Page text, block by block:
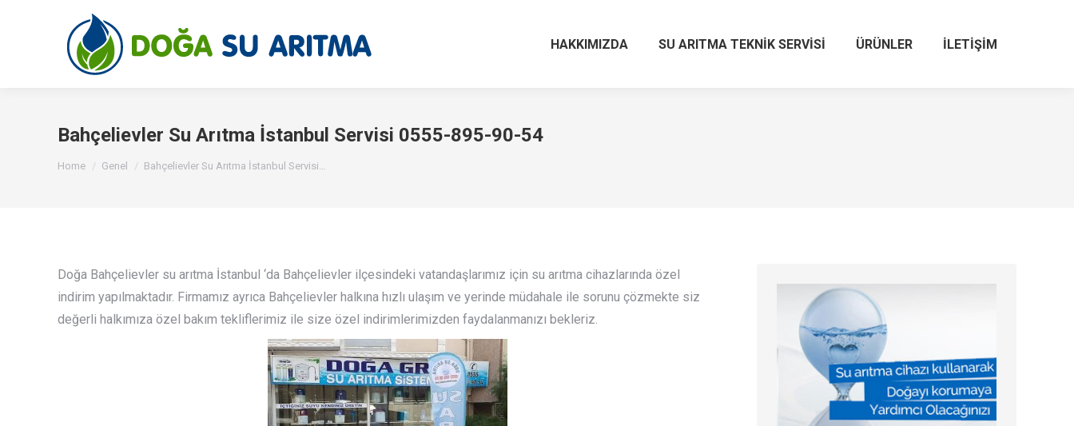
HAKKIMIZDA SU ARITMA TEKNIK SERVISI ÜRÜNLER İLETIŞIM
Bahçelievler Su Arıtma İstanbul Servisi 0555-895-90-54
You are here:
Home Genel Bahçelievler Su Arıtma İstanbul Servisi…
Doğa Bahçelievler su arıtma İstanbul ‘da Bahçelievler ilçesindeki vatandaşlarımız için su arıtma cihazlarında özel
indirim yapılmaktadır. Firmamız ayrıca Bahçelievler halkına hızlı ulaşım ve yerinde müdahale ile sorunu çözmekte siz
değerli halkımıza özel bakım tekliflerimiz ile size özel indirimlerimizden faydalanmanızı bekleriz.